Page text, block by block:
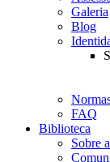
Galeria
Blog
FAQ
Biblioteca
Sobre